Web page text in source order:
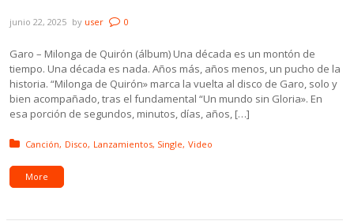
junio 22, 2025 by user 0
Garo – Milonga de Quirón (álbum) Una década es un montón de
tiempo. Una década es nada. Años más, años menos, un pucho de la
historia. “Milonga de Quirón» marca la vuelta al disco de Garo, solo y
bien acompañado, tras el fundamental “Un mundo sin Gloria». En
esa porción de segundos, minutos, días, años, […]
Posted in:
Canción Disco Lanzamientos Single Video
More